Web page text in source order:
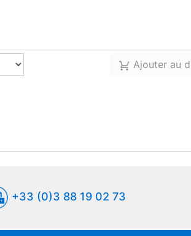
Ajouter au
+33 (0)3 88 19 02 73